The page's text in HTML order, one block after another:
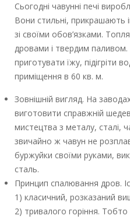
Сьогодні чавунні печі
Вони стильні, прикрашають
зі своїми обов’язками.
дровами і твердим
приготувати їжу, підігріти
приміщення в 60 кв. м.
Зовнішній вигляд. На
виготовити справжній
мистецтва з металу, сталі,
звичайно ж чавун не
буржуйки своїми руками,
сталь.
Принцип спалювання дров.
1) класичний, розказаний
2) тривалого горіння.